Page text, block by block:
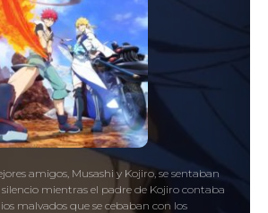
amigos, Musashi y Kojiro, se sentaban
mientras el padre de Kojiro contaba
malvados que se cebaban con los